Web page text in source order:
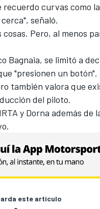
recuerdo curvas como
señaló.
Pero, al menos
Bagnaia, se limitó a
"presionen un
también valora que
del piloto.
y Dorna además de
este artículo